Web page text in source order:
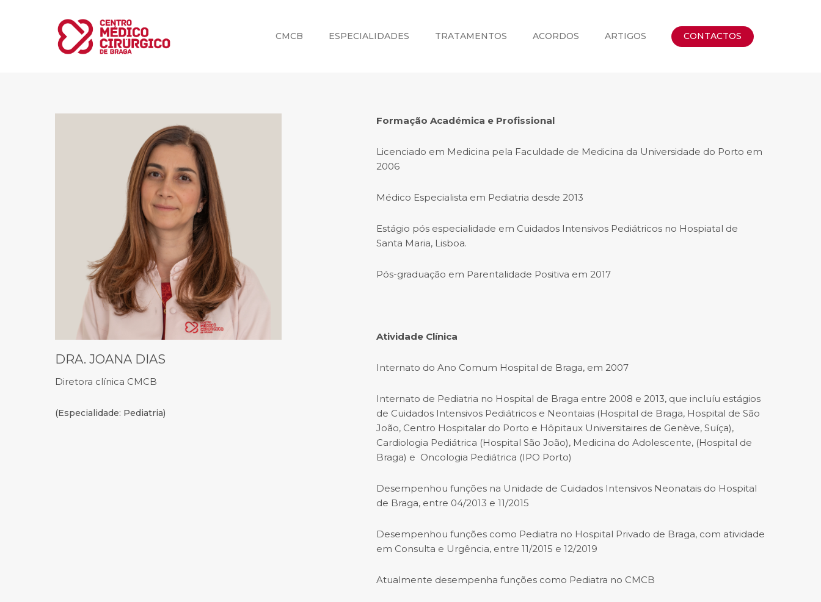
CMCB ESPECIALIDADES TRATAMENTOS ACORDOS ARTIGOS CONTACTOS
DRA. JOANA DIAS
Diretora clínica CMCB
(Especialidade: Pediatria)
Formação Académica e Profissional
Licenciado em Medicina pela Faculdade de Medicina da Universidade do Porto em
2006
Médico Especialista em Pediatria desde 2013
Estágio pós especialidade em Cuidados Intensivos Pediátricos no Hospiatal de
Santa Maria, Lisboa.
Pós-graduação em Parentalidade Positiva em 2017
Atividade Clínica
Internato do Ano Comum Hospital de Braga, em 2007
Internato de Pediatria no Hospital de Braga entre 2008 e 2013, que incluíu estágios
de Cuidados Intensivos Pediátricos e Neontaias (Hospital de Braga, Hospital de São
João, Centro Hospitalar do Porto e Hôpitaux Universitaires de Genève, Suíça),
Cardiologia Pediátrica (Hospital São João), Medicina do Adolescente, (Hospital de
Braga) e Oncologia Pediátrica (IPO Porto)
Desempenhou funções na Unidade de Cuidados Intensivos Neonatais do Hospital
de Braga, entre 04/2013 e 11/2015
Desempenhou funções como Pediatra no Hospital Privado de Braga, com atividade
em Consulta e Urgência, entre 11/2015 e 12/2019
Atualmente desempenha funções como Pediatra no CMCB